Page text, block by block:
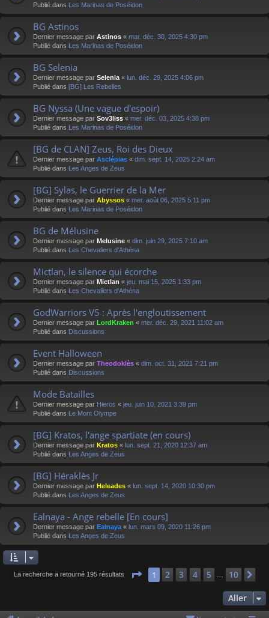
Publié dans Les Marinas de Poséidon
BG Astinos
Dernier message par Astinos « mar. déc. 30, 2025 4:30 pm
Publié dans Les Marinas de Poséidon
BG Selenia
Dernier message par Selenia « lun. déc. 29, 2025 4:06 pm
Publié dans [BG] Les Rebelles
BG Nyssa (Une vague d'espoir)
Dernier message par Sov3liss « mer. déc. 03, 2025 4:38 pm
Publié dans Les Marinas de Poséidon
[BG de CLAN] Zeus, Roi des Dieux
Dernier message par Asclépias « dim. sept. 14, 2025 2:24 am
Publié dans Les Anges de Zeus
[BG] Sylas, le Guerrier de la Mer
Dernier message par Abyssos « mer. août 06, 2025 5:11 pm
Publié dans Les Marinas de Poséidon
BG de Mélusine
Dernier message par Melusine « dim. juin 29, 2025 7:10 am
Publié dans Les Chevaliers d'Athéna
Mictlan, le silence qui écorche
Dernier message par Mictlan « jeu. mai 15, 2025 1:33 pm
Publié dans Les Chevaliers d'Athéna
GodWarriors V5 : Après l'engloutissement
Dernier message par LordKraken « mer. déc. 29, 2021 11:02 am
Publié dans Discussions
Event Halloween
Dernier message par Theodoklès « dim. oct. 31, 2021 7:21 pm
Publié dans Discussions
Mode Batailles
Dernier message par Hieros « jeu. juin 10, 2021 3:39 pm
Publié dans Le Mont Olympe
[BG] Kratos, l'ange spartiate (en cours)
Dernier message par Kratos « lun. sept. 21, 2020 12:37 am
Publié dans Les Anges de Zeus
[BG] Héraklès Jr
Dernier message par Heleades « lun. sept. 14, 2020 10:30 pm
Publié dans Les Anges de Zeus
Ealnaya - Ange rebelle [En cours]
Dernier message par Ealnaya « lun. mars 09, 2020 11:26 pm
Publié dans Les Anges de Zeus
La recherche a retourné 195 résultats Page 1sur 10
1 2 3 4 5 10
Aller